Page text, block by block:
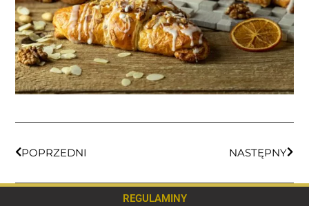
POPRZEDNI NASTĘPNY
REGULAMINY